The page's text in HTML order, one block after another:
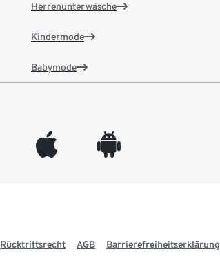
Herrenunterwäsche
Kindermode
Babymode
appleinc android
Rücktrittsrecht AGB Barrierefreiheitserklärung